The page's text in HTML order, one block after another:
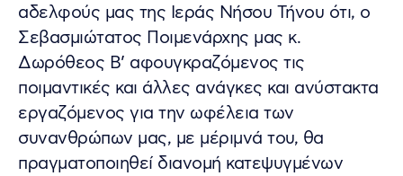
αδελφούς μας της Ιεράς Νήσου Τήνου ότι, ο
Σεβασμιώτατος Ποιμενάρχης μας κ.
Δωρόθεος Β’ αφουγκραζόμενος τις
ποιμαντικές και άλλες ανάγκες και ανύστακτα
εργαζόμενος για την ωφέλεια των
συνανθρώπων μας, με μέριμνά του, θα
πραγματοποιηθεί διανομή κατεψυγμένων